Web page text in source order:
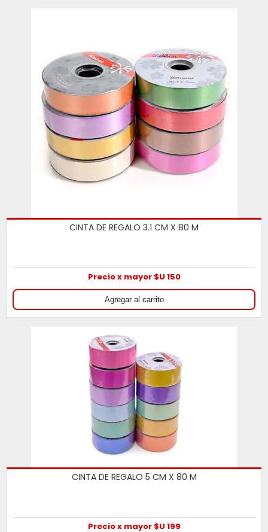
CINTA DE REGALO 3.1 CM X 80 M
Precio x mayor $U 150
CINTA DE REGALO 5 CM X 80 M
Precio x mayor $U 199